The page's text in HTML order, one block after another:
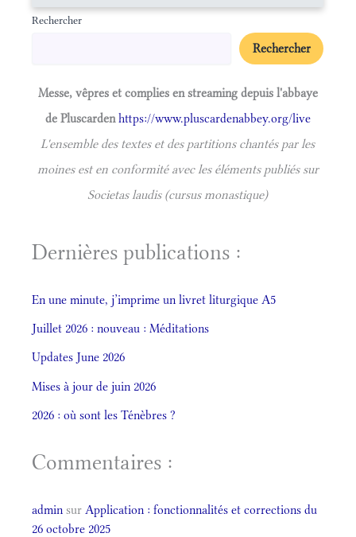
Rechercher
Rechercher
Messe, vêpres et complies en streaming depuis l'abbaye
de Pluscardenhttps://www.pluscardenabbey.org/live
L'ensemble des textes et des partitions chantés par les
moines est en conformité avec les éléments publiés sur
Societas laudis (cursus monastique)
Dernières publications :
En une minute, j’imprime un livret liturgique A5
Juillet 2026 : nouveau : Méditations
Updates June 2026
Mises à jour de juin 2026
2026 : où sont les Ténèbres ?
Commentaires :
admin sur Application : fonctionnalités et corrections du
26 octobre 2025